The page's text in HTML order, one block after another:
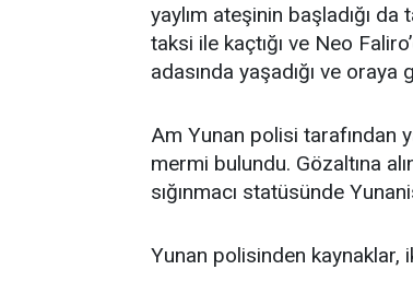
yaylım ateşinin başladığı
taksi ile kaçtığı ve Neo
adasında yaşadığı ve oraya
Am Yunan polisi tarafından
mermi bulundu. Gözaltına
sığınmacı statüsünde
Yunan polisinden kaynaklar,